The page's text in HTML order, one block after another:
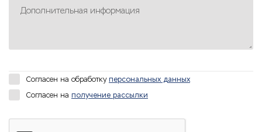
Дополнительная информация
Согласен на обработкуперсональных данных
Согласен на получение рассылки